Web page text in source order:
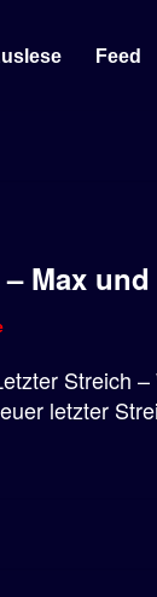
Feed
– Max
Streich
letzter